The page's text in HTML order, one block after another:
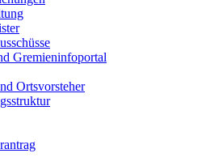
Gremieninfoportal
Ortsvorsteher